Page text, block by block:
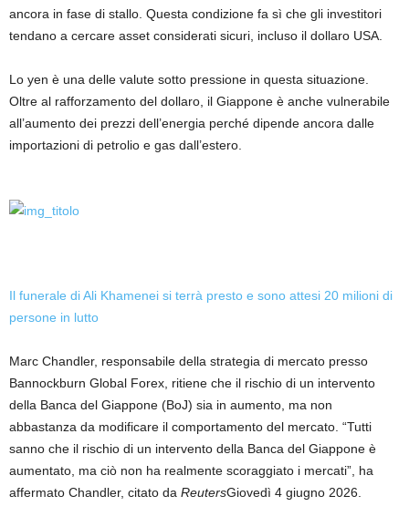
ancora in fase di stallo. Questa condizione fa sì che gli investitori
tendano a cercare asset considerati sicuri, incluso il dollaro USA.
Lo yen è una delle valute sotto pressione in questa situazione.
Oltre al rafforzamento del dollaro, il Giappone è anche vulnerabile
all’aumento dei prezzi dell’energia perché dipende ancora dalle
importazioni di petrolio e gas dall’estero.
Il funerale di Ali Khamenei si terrà presto e sono attesi 20 milioni di
persone in lutto
Marc Chandler, responsabile della strategia di mercato presso
Bannockburn Global Forex, ritiene che il rischio di un intervento
della Banca del Giappone (BoJ) sia in aumento, ma non
abbastanza da modificare il comportamento del mercato. “Tutti
sanno che il rischio di un intervento della Banca del Giappone è
aumentato, ma ciò non ha realmente scoraggiato i mercati”, ha
affermato Chandler, citato da ReutersGiovedì 4 giugno 2026.